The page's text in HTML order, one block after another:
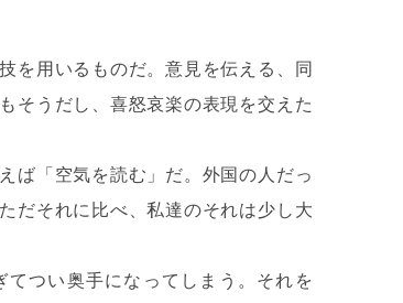
を用いるものだ。意見を伝える、同
そうだし、喜怒哀楽の表現を交えた
ば「空気を読む」だ。外国の人だっ
だそれに比べ、私達のそれは少し大
つい奥手になってしまう。それを